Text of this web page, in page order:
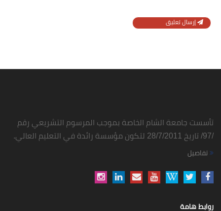
إرسال تعليق
تأسست جامعة الشام الخاصة بموجب المرسوم التشريعي رقم
/97/ تاريخ 28/7/2011 لتكون مؤسسة رائدة في التعليم العالي.
تفاصيل
روابط هامة